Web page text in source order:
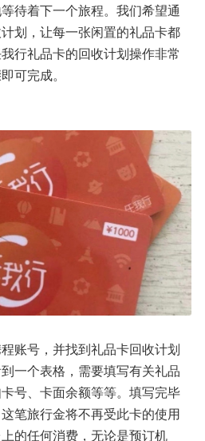
待着下一个旅程。我们希望通
划，让每一张闲置的礼品卡都
行礼品卡的回收计划操作非常
可完成。
账号，并找到礼品卡回收计划
一个表格，需要填写有关礼品
号、卡面余额等等。填写完毕
笔旅行金将不再受此卡的使用
的任何消费，无论是预订机